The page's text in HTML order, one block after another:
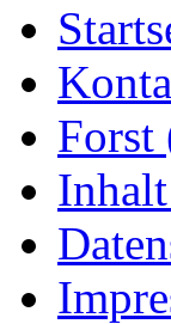
Forst
Inhalt